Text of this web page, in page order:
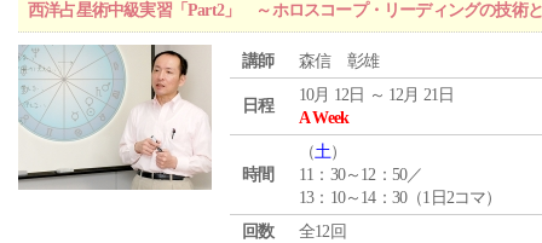
西洋占星術中級実習「Part2」 ～ホロスコープ・リーディングの技術
講師 森信 彰雄
日程
10月 12日 ～ 12月 21日
A Week
時間
（土）
11：30～12：50／
13：10～14：30（1日2コマ）
回数
全12回